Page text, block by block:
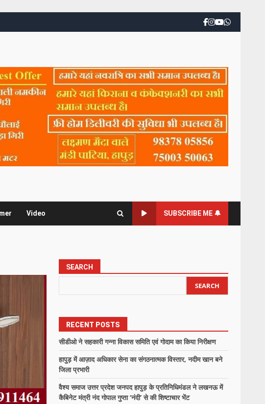
Video SUBSCRIBE ME 🔔
SEARCH
SEARCH
RECENT POSTS
सीडीओ ने सहकारी गन्ना विकास समिति एवं गोदाम का किया निरीक्षण
हापुड़ में आज़ाद अधिकार सेना का संगठनात्मक विस्तार, नदीम खान बने
जिला प्रभारी
वैश्य समाज उत्तर प्रदेश जनपद हापुड़ के प्रतिनिधिमंडल ने लखनऊ में
कैबिनेट मंत्री नंद गोपाल गुप्ता ‘नंदी’ से की शिष्टाचार भेंट